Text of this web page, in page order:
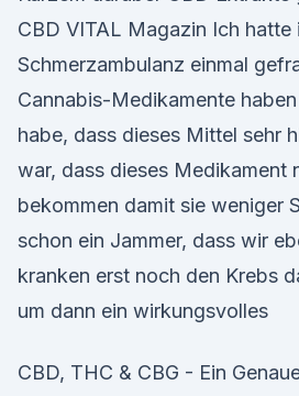
CBD VITAL Magazin Ich hatte
Schmerzambulanz einmal
Cannabis-Medikamente
habe, dass dieses Mittel sehr
war, dass dieses Medikament
bekommen damit sie weniger
schon ein Jammer, dass wir
kranken erst noch den Krebs
um dann ein wirkungsvolles
CBD, THC & CBG - Ein